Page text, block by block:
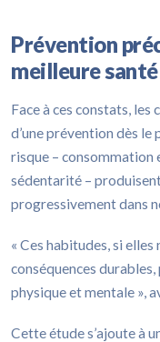
Prévention
meilleure
Face à ces constats,
d’une prévention dès le
risque – consommation
sédentarité –
progressivement dans
« Ces habitudes, si
conséquences
physique et mentale »,
Cette étude s’ajoute à